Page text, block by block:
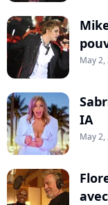
May 2,
IA
May 2,